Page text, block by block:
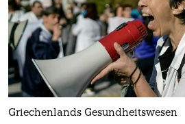
Griechenlands Gesundheitswesen